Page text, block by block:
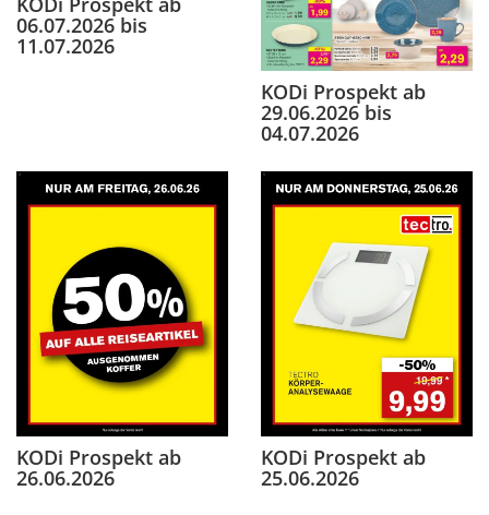
06.07.2026 bis
11.07.2026
KODi Prospekt ab
29.06.2026 bis
04.07.2026
KODi Prospekt ab
26.06.2026
KODi Prospekt ab
25.06.2026